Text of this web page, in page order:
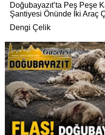
Doğubayazıt’ta Peş Peşe
Şantiyesi Önünde İki Araç
Dengi Çelik